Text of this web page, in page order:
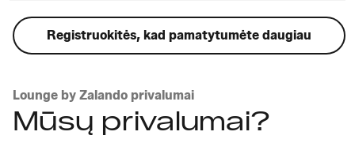
Registruokitės, kad pamatytumėte daugiau
Lounge by Zalando privalumai
Mūsų privalumai?